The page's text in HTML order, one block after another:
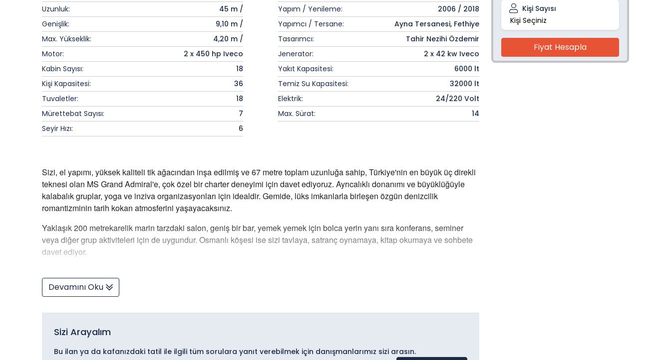
Uzunluk:
45 m / Yapım / Yenileme:
2006 / 2018
Genişlik:
9,10 m / Yapımcı / Tersane:
Ayna Tersanesi, Fethiye
Max. Yükseklik:
4,20 m / Tasarımcı:
Tahir Nezihi Özdemir
Motor:
2 x 450 hp Iveco Jenerator:
2 x 42 kw Iveco
Kabin Sayısı:
18 Yakıt Kapasitesi:
6000 lt
Kişi Kapasitesi:
36 Temiz Su Kapasitesi:
32000 lt
Tuvaletler:
18 Elektrik:
24/220 Volt
Mürettebat Sayısı:
7 Max. Sürat:
14
Seyir Hızı:
6
Sizi, el yapımı, yüksek kaliteli tik ağacından inşa edilmiş ve 67 metre toplam uzunluğa sahip, Türkiye'nin en büyük üç direkli
teknesi olan MS Grand Admiral'e, çok özel bir charter deneyimi için davet ediyoruz. Ayrıcalıklı donanımı ve büyüklüğüyle
kalabalık gruplar, yoga ve inziva organizasyonları için idealdir. Gemide, lüks imkanlarla birleşen özgün denizcilik
romantizminin tarih kokan atmosferini yaşayacaksınız.
Yaklaşık 200 metrekarelik marin tarzdaki salon, geniş bir bar, yemek yemek için bolca yerin yanı sıra konferans, seminer
veya diğer grup aktiviteleri için de uygundur. Osmanlı köşesi ise sizi tavlaya, satranç oynamaya, kitap okumaya ve sohbete
davet ediyor.
Devamını Oku
Sizi Arayalım
Bu ilan ya da kafanızdaki tatil ile ilgili tüm sorulara yanıt verebilmek için danışmanlarımız sizi arasın.
Kişi Sayısı
Kişi -
+
Fiyat Hesapla